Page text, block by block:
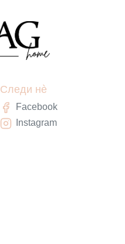
Следи нè
Facebook
Instagram